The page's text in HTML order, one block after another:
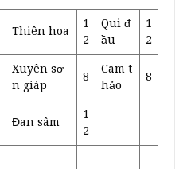
Thiên hoa
1
2
Qui đ
ầu
1
2
Xuyên sơ
n giáp
8
Cam t
hảo
8
Đan sâm
1
2